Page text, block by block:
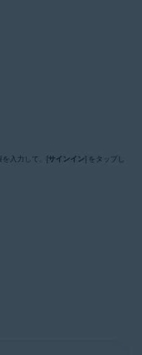
入力して、[サインイン] をタップし